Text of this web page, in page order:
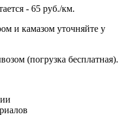
- 65 руб./км.
и камазом уточняйте у
(погрузка бесплатная).